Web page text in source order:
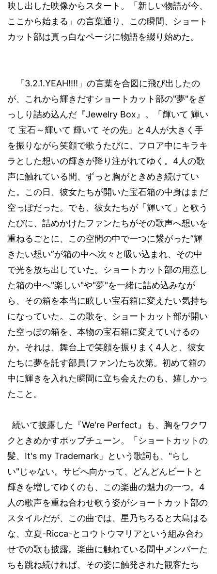
映し出した映像からスタート。「新しい物語が今、
ここから始まる」の言葉通り、この瞬間、ショート
カット部は真っ白なページに物語を綴り始めた。
「 3.2.1.YEAH!!!! 」の言葉を合図に飛び出したの
が、これから輝きだすショートカット部の"夢"をぎ
っしり詰め込んだ『Jewelry Box』。「輝いて 輝い
て 宝石～輝いて 輝いて その先」と 4 人が大きく手
を振りながら笑顔で歌うたびに、フロア中にキラキ
ラとした想いの輝きが降り注がれてゆく。 4 人の歌
声に触れている間、ずっと胸がときめき続けてい
た。この日、彼女たちが開いた宝石箱の中身はまだ
空っぽだった。でも、彼女たちが「輝いて」と歌う
たびに、詰めかけたファンたちがその歌声へ想いを
重ねるごとに、この空間の中で一つに繋がった”輝
きたい想い”が箱の中へ次々と吸い込まれ、その中
で光を放ち出していた。ショートカット部の用意し
た箱の中へ"楽しい"や"夢"を一緒に詰め込みなが
ら、その箱を本当に眩しい宝石箱に変えたい気持ち
になっていた。この歌を、ショートカット部が開い
た空っぽの箱を、本物の宝石箱に変えていけるの
か。それは、舞台上で笑顔を振りまく 4 人と、彼女
たちに夢を託す部員 (ファン)たち次第。初めて箱の
中に輝きを入れた瞬間に立ち会えたのも、嬉しかっ
たこと。
続いて披露した『We're Perfect』も、胸をワクワ
クときめかすポップチューン。「ショートカットの
髪、 It's my Trademark 」という歌詞も、 " らし
い" じゃない。サビへ向かって、どんどんビートと
輝きを増してゆくのも、この楽曲の魅力の一つ。 4
人の歌声を重ね合わせ歌う姿がショートカット部の
スタイルだが、この曲では、星乃ちろると大島はる
な、立夏 -Ricca- とコウトウマリアという組み合わ
せでの歌も披露。楽曲に触れている間中メンバーた
ちも跳ね続ければ、その姿に触発された観客たち